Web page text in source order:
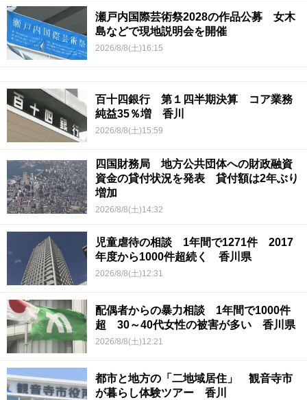
瀬戸内国際芸術祭2028の作品公募 女木
島などで現地説明会を開催
2026/8/8(土)16:15
百十四銀行 第１四半期決算 コア業務
純益35％増 香川
2026/8/8(土)15:59
四国財務局 地方公共団体への財政融資
資金の貸付状況を発表 貸付額は2年ぶり
増加
2026/8/8(土)14:32
児童虐待の相談 1年間で1271件 2017
年度から1000件超続く 香川県
2026/8/8(土)12:31
配偶者からの暴力相談 1年間で1000件
超 30～40代女性の被害が多い 香川県
2026/8/8(土)12:21
都市と地方の「二地域居住」 観音寺市
が暮らし体験ツアー 香川